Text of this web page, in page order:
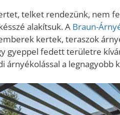
telket rendezünk, nem
alakítsuk. A Braun-
kertek, teraszok
gyeppel fedett területre
árnyékolással a legnagyobb